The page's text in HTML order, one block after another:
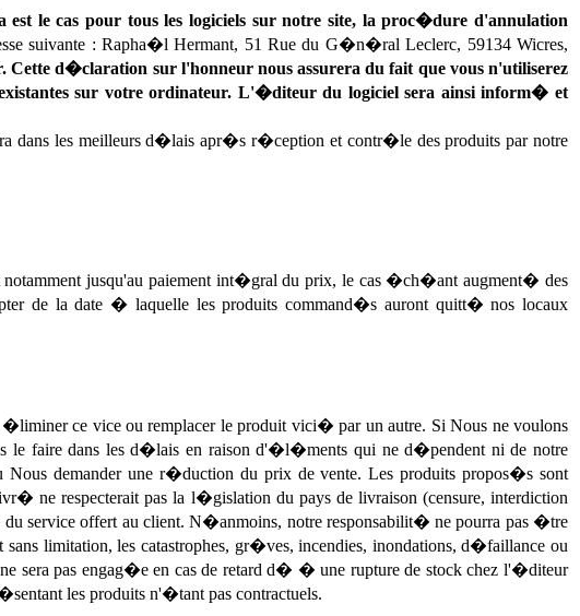
le cas pour tous les logiciels sur notre site, la proc�dure d'annulation
suivante : Rapha�l Hermant, 51 Rue du G�n�ral Leclerc, 59134 Wicres,
d�claration sur l'honneur nous assurera du fait que vous n'utiliserez
sur votre ordinateur. L'�diteur du logiciel sera ainsi inform� et
dans les meilleurs d�lais apr�s r�ception et contr�le des produits par notre
jusqu'au paiement int�gral du prix, le cas �ch�ant augment� des
de la date � laquelle les produits command�s auront quitt� nos locaux
ce vice ou remplacer le produit vici� par un autre. Si Nous ne voulons
le faire dans les d�lais en raison d'�l�ments qui ne d�pendent ni de notre
demander une r�duction du prix de vente. Les produits propos�s sont
respecterait pas la l�gislation du pays de livraison (censure, interdiction
du service offert au client. N�anmoins, notre responsabilit� ne pourra pas �tre
limitation, les catastrophes, gr�ves, incendies, inondations, d�faillance ou
sera pas engag�e en cas de retard d� � une rupture de stock chez l'�diteur
les produits n'�tant pas contractuels.